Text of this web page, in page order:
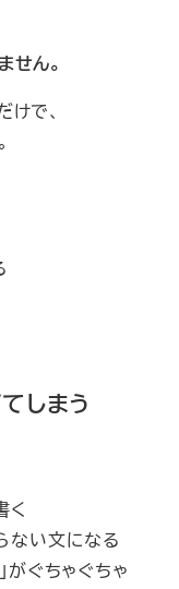
せん。
で、
しまう
く
ない文になる
がぐちゃぐちゃ